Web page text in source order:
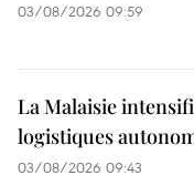
03/08/2026 09:59
La Malaisie
logistiques
03/08/2026 09:43